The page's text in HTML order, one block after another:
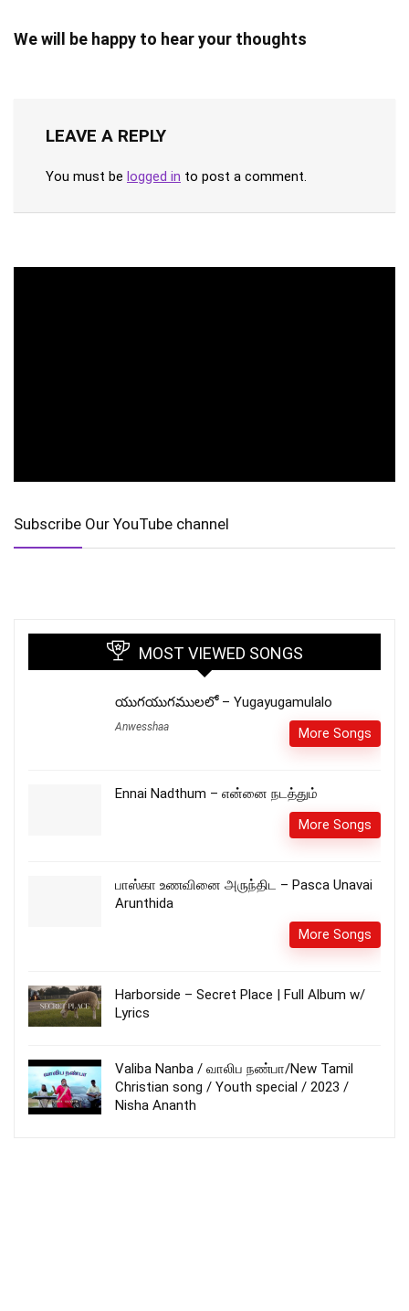
We will be happy to hear your thoughts
LEAVE A REPLY
You must be logged in to post a comment.
Subscribe Our YouTube channel
MOST VIEWED SONGS
యుగయుగములలో – Yugayugamulalo
Anwesshaa More Songs
Ennai Nadthum – என்னை நடத்தும்
More Songs
பாஸ்கா உணவினை அருந்திட – Pasca Unavai
Arunthida
More Songs
Harborside – Secret Place | Full Album w/
Lyrics
Valiba Nanba / வாலிப நண்பா/New Tamil
Christian song / Youth special / 2023 /
Nisha Ananth